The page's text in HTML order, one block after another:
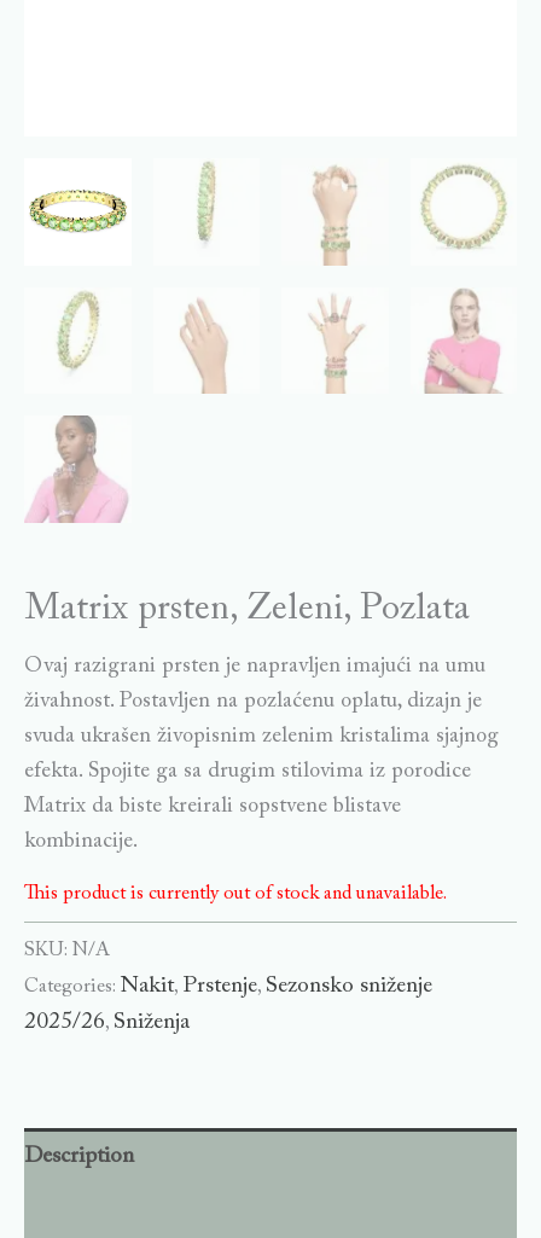
Matrix prsten, Zeleni, Pozlata
Ovaj razigrani prsten je napravljen imajući na umu
živahnost. Postavljen na pozlaćenu oplatu, dizajn je
svuda ukrašen živopisnim zelenim kristalima sjajnog
efekta. Spojite ga sa drugim stilovima iz porodice
Matrix da biste kreirali sopstvene blistave
kombinacije.
This product is currently out of stock and unavailable.
SKU: N/A
Categories: Nakit, Prstenje, Sezonsko sniženje
2025/26, Sniženja
Description